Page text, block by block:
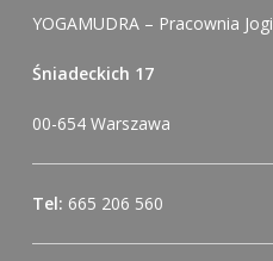
YOGAMUDRA – Pracownia Jogi
Śniadeckich 17
00-654 Warszawa
Tel: 665 206 560